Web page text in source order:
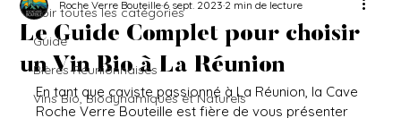
Voir toutes les catégories
Guide
Bières Réunionnaises
Vins Bio, Biodynamiques et Naturels
Le Guide Complet pour choisir
un Vin Bio à La Réunion
Roche Verre Bouteille6 sept. 20232 min de lecture
En tant que caviste passionné à La Réunion, la Cave
Roche Verre Bouteille est fière de vous présenter